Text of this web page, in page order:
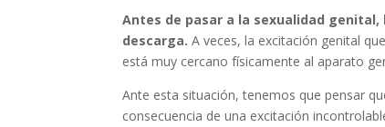
Antes de pasar a la sexualidad
descarga. A veces, la excitación genital
está muy cercano físicamente al aparato
Ante esta situación, tenemos que pensar
consecuencia de una excitación